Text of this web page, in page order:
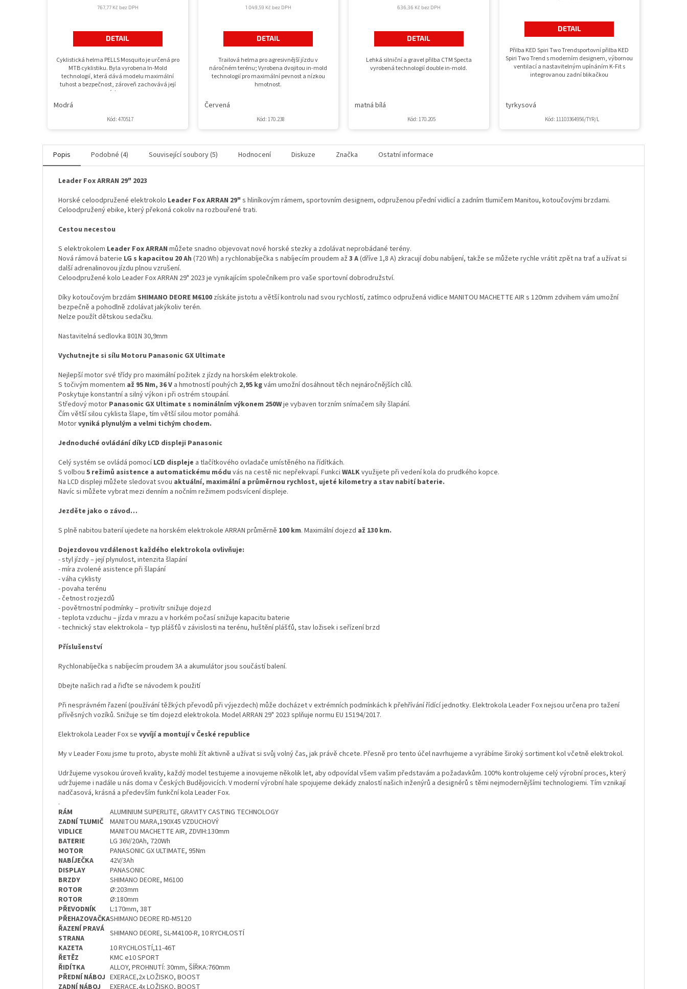
767,77 Kč bez DPH
DETAIL
Cyklistická helma PELLS Mosquito je určená pro
MTB cyklistiku. Byla vyrobena In-Mold
technologií, která dává modelu maximální
tuhost a bezpečnost, zároveň zachovává její
nízkou...
Modrá
Kód:470517
1 049,59 Kč bez DPH
DETAIL
Trailová helma pro agresivnější jízdu v
náročném terénu; Vyrobena dvojitou in-mold
technologií pro maximální pevnost a nízkou
hmotnost.
Červená
Kód:170.238
636,36 Kč bez DPH
DETAIL
Lehká silniční a gravel přilba CTM Specta
vyrobená technologií double in-mold.
matná bílá
Kód: 170.205
DETAIL
Přilba KED Spiri Two Trendsportovní přilba KED
Spiri Two Trend s moderním designem, výbornou
ventilací a nastavitelným upínáním K-Fit s
integrovanou zadní blikačkou
tyrkysová
Kód: 11103364956/TYR/L
Popis Podobné (4) Související soubory (5) Hodnocení Diskuze Značka Ostatní informace
Leader Fox ARRAN 29" 2023
Horské celoodpružené elektrokolo Leader Fox ARRAN 29" s hliníkovým rámem, sportovním designem, odpruženou přední vidlicí a zadním tlumičem Manitou, kotoučovými brzdami.
Celoodpružený ebike, který překoná cokoliv na rozbouřené trati.
Cestou necestou
S elektrokolem Leader Fox ARRAN můžete snadno objevovat nové horské stezky a zdolávat neprobádané terény.
Nová rámová baterie LG s kapacitou 20 Ah (720 Wh) a rychlonabíječka s nabíjecím proudem až 3 A(dříve 1,8 A) zkracují dobu nabíjení, takže se můžete rychle vrátit zpět na trať a užívat si
další adrenalinovou jízdu plnou vzrušení.
Celoodpružené kolo Leader Fox ARRAN 29" 2023 je vynikajícím společníkem pro vaše sportovní dobrodružství.
Díky kotoučovým brzdám SHIMANO DEORE M6100 získáte jistotu a větší kontrolu nad svou rychlostí, zatímco odpružená vidlice MANITOU MACHETTE AIR s 120mm zdvihem vám umožní
bezpečně a pohodlně zdolávat jakýkoliv terén.
Nelze použít dětskou sedačku.
Nastavitelná sedlovka 801N 30,9mm
Vychutnejte si sílu Motoru Panasonic GX Ultimate
Nejlepší motor své třídy pro maximální požitek z jízdy na horském elektrokole.
S točivým momentem až 95 Nm, 36 V a hmotností pouhých 2,95 kgvám umožní dosáhnout těch nejnáročnějších cílů.
Poskytuje konstantní a silný výkon i při ostrém stoupání.
Středový motor Panasonic GX Ultimate s nominálním výkonem 250Wje vybaven torzním snímačem síly šlapání.
Čím větší silou cyklista šlape, tím větší silou motor pomáhá.
Motorvyniká plynulým a velmi tichým chodem.
Jednoduché ovládání díky LCD displeji Panasonic
Celý systém se ovládá pomocíLCD displeje a tlačítkového ovladače umístěného na řídítkách.
S volbou 5 režimů asistence a automatickému módu vás na cestě nic nepřekvapí. Funkci WALKvyužijete při vedení kola do prudkého kopce.
Na LCD displeji můžete sledovat svou aktuální, maximální a průměrnou rychlost, ujeté kilometry a stav nabití baterie.
Navíc si můžete vybrat mezi denním a nočním režimem podsvícení displeje.
Jezděte jako o závod…
S plně nabitou baterií ujedete na horském elektrokole ARRAN průměrně 100 km. Maximální dojezd až 130 km.
Dojezdovou vzdálenost každého elektrokola ovlivňuje:
- styl jízdy – její plynulost, intenzita šlapání
- míra zvolené asistence při šlapání
- váha cyklisty
- povaha terénu
- četnost rozjezdů
- povětrnostní podmínky – protivítr snižuje dojezd
- teplota vzduchu – jízda v mrazu a v horkém počasí snižuje kapacitu baterie
- technický stav elektrokola – typ plášťů v závislosti na terénu, huštění plášťů, stav ložisek i seřízení brzd
Příslušenství
Rychlonabíječka s nabíjecím proudem 3A a akumulátor jsou součástí balení.
Dbejte našich rad a řiďte se návodem k použití
Při nesprávném řazení (používání těžkých převodů při výjezdech) může docházet v extrémních podmínkách k přehřívání řídící jednotky. Elektrokola Leader Fox nejsou určena pro tažení
přívěsných vozíků. Snižuje se tím dojezd elektrokola. Model ARRAN 29" 2023 splňuje normu EU 15194/2017.
Elektrokola Leader Fox se vyvíjí a montují v České republice
My v Leader Foxu jsme tu proto, abyste mohli žít aktivně a užívat si svůj volný čas, jak právě chcete. Přesně pro tento účel navrhujeme a vyrábíme široký sortiment kol včetně elektrokol.
Udržujeme vysokou úroveň kvality, každý model testujeme a inovujeme několik let, aby odpovídal všem vašim představám a požadavkům. 100% kontrolujeme celý výrobní proces, který
udržujeme i nadále u nás doma v Českých Budějovicích. V moderní výrobní hale spojujeme dekády znalostí našich inženýrů a designérů s těmi nejmodernějšími technologiemi. Tím vznikají
nadčasová, krásná a především funkční kola Leader Fox.
.
RÁM
ALUMINIUM SUPERLITE, GRAVITY CASTING TECHNOLOGY
ZADNÍ TLUMIČ
MANITOU MARA,190X45 VZDUCHOVÝ
VIDLICE
MANITOU MACHETTE AIR, ZDVIH:130mm
BATERIE
LG 36V/20Ah, 720Wh
MOTOR
PANASONIC GX ULTIMATE, 95Nm
NABÍJEČKA
42V/3Ah
DISPLAY
PANASONIC
BRZDY
SHIMANO DEORE, M6100
ROTOR
Ø:203mm
ROTOR
Ø:180mm
PŘEVODNÍK
L:170mm, 38T
PŘEHAZOVAČKASHIMANO DEORE RD-M5120
ŘAZENÍ PRAVÁ
STRANA
SHIMANO DEORE, SL-M4100-R, 10 RYCHLOSTÍ
KAZETA
10 RYCHLOSTÍ,11-46T
ŘETĚZ
KMC e10 SPORT
ŘIDÍTKA
ALLOY, PROHNUTÍ: 30mm, ŠÍŘKA:760mm
PŘEDNÍ NÁBOJ EXERACE,2x LOŽISKO, BOOST